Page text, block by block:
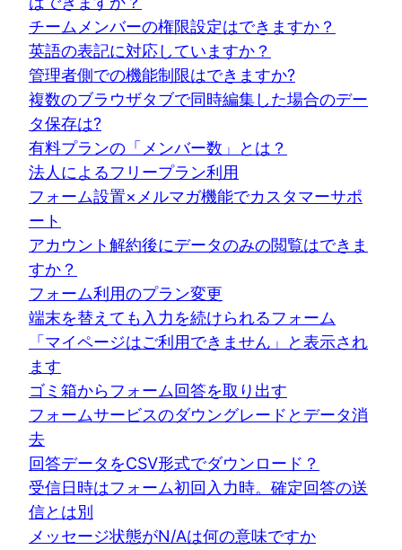
チームメンバーの権限設定はできますか？
英語の表記に対応していますか？
管理者側での機能制限はできますか?
複数のブラウザタブで同時編集した場合のデー
タ保存は?
有料プランの「メンバー数」とは？
法人によるフリープラン利用
フォーム設置×メルマガ機能でカスタマーサポ
ート
アカウント解約後にデータのみの閲覧はできま
すか？
フォーム利用のプラン変更
端末を替えても入力を続けられるフォーム
「マイページはご利用できません」と表示され
ます
ゴミ箱からフォーム回答を取り出す
フォームサービスのダウングレードとデータ消
去
回答データをCSV形式でダウンロード？
受信日時はフォーム初回入力時。確定回答の送
信とは別
メッセージ状態がN/Aは何の意味ですか